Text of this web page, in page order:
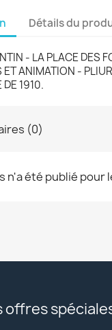
Détails du
- LA PLACE DES
ANIMATION -
DE 1910.
(0)
n'a été publié pour
offres